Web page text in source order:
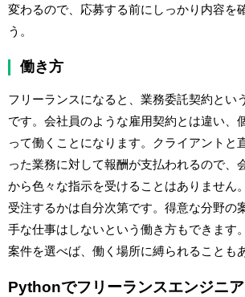
変わるので、応募する前にしっかり内容を
う。
働き方
フリーランスになると、業務委託契約とい
です。会社員のような雇用契約とは違い、
って働くことになります。クライアントと
った業務に対して報酬が支払われるので、
から色々な指示を受けることはありません
受注するかは自分次第です。得意な分野の
手な仕事はしないという働き方もできます
案件を選べば、働く場所に縛られることも
Pythonでフリーランスエンジニ